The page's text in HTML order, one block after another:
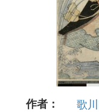
作者：
歌